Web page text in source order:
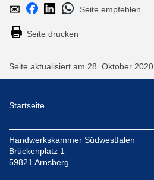
empfehlen
Per
E-
versenden
Bei
Facebook
Bei
LinkedIn
Bei
Seite drucken
Seite aktualisiert am 28. Oktober 2020
Startseite
Handwerkskammer Südwestfalen
Brückenplatz 1
59821 Arnsberg